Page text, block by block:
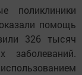
поликлиники
помощь
326 тысяч